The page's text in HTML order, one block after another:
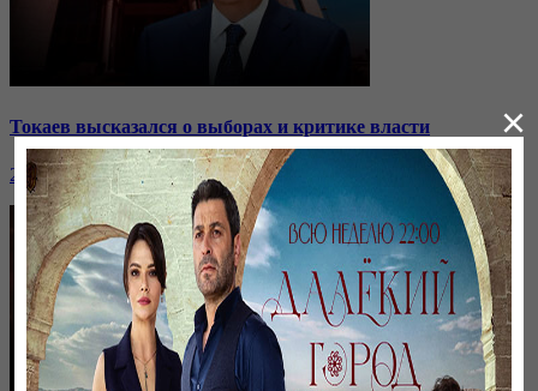
Токаев высказался о выборах и критике власти
26 января, 20:28
×